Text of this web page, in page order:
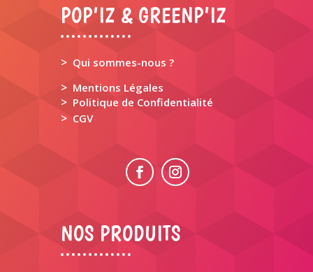
POP’IZ & GREENP’IZ
> Qui sommes-nous ?
> Mentions Légales
> Politique de Confidentialité
> CGV
NOS PRODUITS